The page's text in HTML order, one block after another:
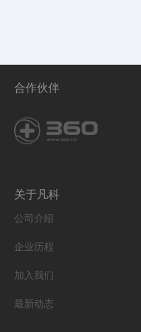
合作伙伴
关于凡科
公司介绍
企业历程
加入我们
最新动态